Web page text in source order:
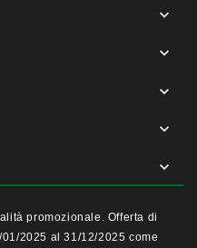





promozionale. Offerta di
2025 al 31/12/2025 come